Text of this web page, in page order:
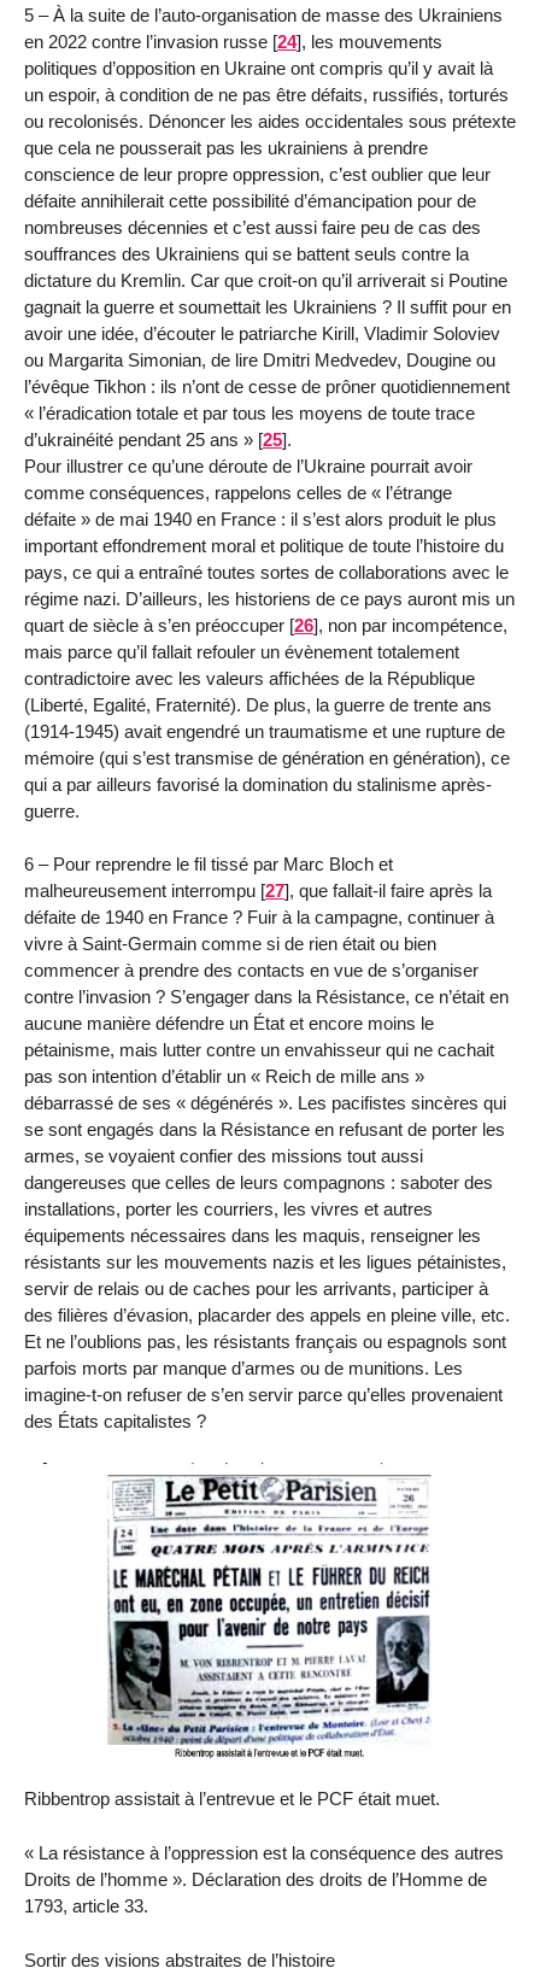
5 – À la suite de l’auto-organisation de masse des Ukrainiens
en 2022 contre l’invasion russe [24], les mouvements
politiques d’opposition en Ukraine ont compris qu’il y avait là
un espoir, à condition de ne pas être défaits, russifiés, torturés
ou recolonisés. Dénoncer les aides occidentales sous prétexte
que cela ne pousserait pas les ukrainiens à prendre
conscience de leur propre oppression, c’est oublier que leur
défaite annihilerait cette possibilité d’émancipation pour de
nombreuses décennies et c’est aussi faire peu de cas des
souffrances des Ukrainiens qui se battent seuls contre la
dictature du Kremlin. Car que croit-on qu’il arriverait si Poutine
gagnait la guerre et soumettait les Ukrainiens ? Il suffit pour en
avoir une idée, d’écouter le patriarche Kirill, Vladimir Soloviev
ou Margarita Simonian, de lire Dmitri Medvedev, Dougine ou
l’évêque Tikhon : ils n’ont de cesse de prôner quotidiennement
« l’éradication totale et par tous les moyens de toute trace
d’ukrainéité pendant 25 ans » [25].
Pour illustrer ce qu’une déroute de l’Ukraine pourrait avoir
comme conséquences, rappelons celles de « l’étrange
défaite » de mai 1940 en France : il s’est alors produit le plus
important effondrement moral et politique de toute l’histoire du
pays, ce qui a entraîné toutes sortes de collaborations avec le
régime nazi. D’ailleurs, les historiens de ce pays auront mis un
quart de siècle à s’en préoccuper [26], non par incompétence,
mais parce qu’il fallait refouler un évènement totalement
contradictoire avec les valeurs affichées de la République
(Liberté, Egalité, Fraternité). De plus, la guerre de trente ans
(1914-1945) avait engendré un traumatisme et une rupture de
mémoire (qui s’est transmise de génération en génération), ce
qui a par ailleurs favorisé la domination du stalinisme après-
guerre.
6 – Pour reprendre le fil tissé par Marc Bloch et
malheureusement interrompu [27], que fallait-il faire après la
défaite de 1940 en France ? Fuir à la campagne, continuer à
vivre à Saint-Germain comme si de rien était ou bien
commencer à prendre des contacts en vue de s’organiser
contre l’invasion ? S’engager dans la Résistance, ce n’était en
aucune manière défendre un État et encore moins le
pétainisme, mais lutter contre un envahisseur qui ne cachait
pas son intention d’établir un « Reich de mille ans »
débarrassé de ses « dégénérés ». Les pacifistes sincères qui
se sont engagés dans la Résistance en refusant de porter les
armes, se voyaient confier des missions tout aussi
dangereuses que celles de leurs compagnons : saboter des
installations, porter les courriers, les vivres et autres
équipements nécessaires dans les maquis, renseigner les
résistants sur les mouvements nazis et les ligues pétainistes,
servir de relais ou de caches pour les arrivants, participer à
des filières d’évasion, placarder des appels en pleine ville, etc.
Et ne l’oublions pas, les résistants français ou espagnols sont
parfois morts par manque d’armes ou de munitions. Les
imagine-t-on refuser de s’en servir parce qu’elles provenaient
des États capitalistes ?
Ribbentrop assistait à l’entrevue et le PCF était muet.
« La résistance à l’oppression est la conséquence des autres
Droits de l’homme ». Déclaration des droits de l’Homme de
1793, article 33.
Sortir des visions abstraites de l’histoire